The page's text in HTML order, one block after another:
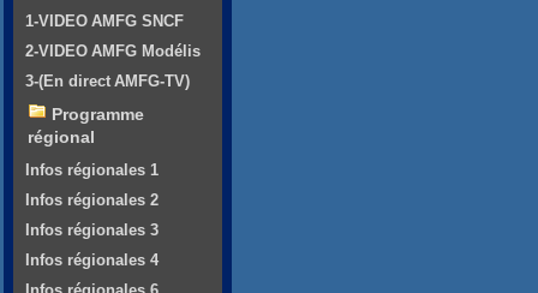
1-VIDEO AMFG SNCF
2-VIDEO AMFG Modélis
3-(En direct AMFG-TV)
Programme
régional
Infos régionales 1
Infos régionales 2
Infos régionales 3
Infos régionales 4